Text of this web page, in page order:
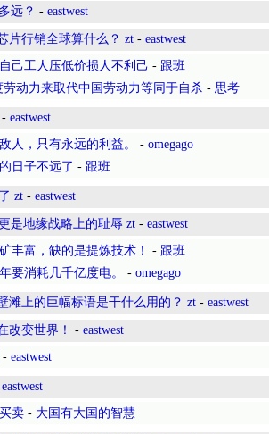
远？ - eastwest
片行销全球算什么？ zt - eastwest
己工人压低价损人不利己 - 跟班
动力来取代中国劳动力等同于自杀 - 思考
- eastwest
人，只有永远的利益。
- omegago
日子不远了 - 跟班
zt - eastwest
是地缘战略上的耻辱 zt - eastwest
丰富，缺的是提炼技术！
- 跟班
要消耗几千亿度电。
- omegago
滩上的巨幅标语是干什么用的？ zt - eastwest
改变世界！ - eastwest
- eastwest
eastwest
卖 - 大国有大国的智慧